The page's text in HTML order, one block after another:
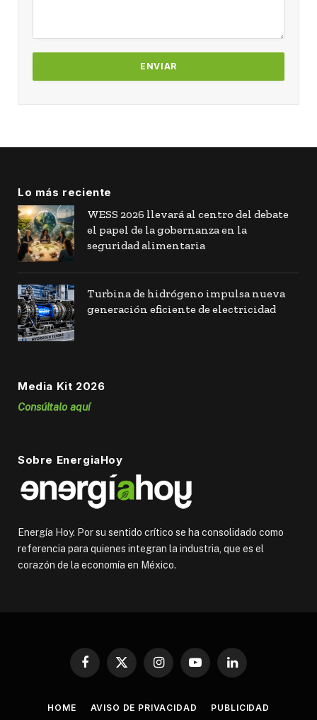
Lo más reciente
WESS 2026 llevará al centro del debate
el papel de la gobernanza en la
seguridad alimentaria
Turbina de hidrógeno impulsa nueva
generación eficiente de electricidad
Media Kit 2026
Consúltalo aquí
Sobre EnergiaHoy
Energía Hoy. Por su sentido crítico se ha consolidado como
referencia para quienes integran la industria, que es el
corazón de la economía en México.
Facebook
X
InstagramYouTubeLinkedIn
HOME AVISO DE PRIVACIDAD PUBLICIDAD